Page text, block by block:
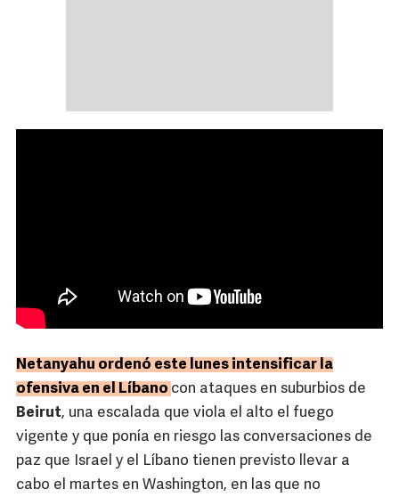
Netanyahu ordenó este lunes intensificar la
ofensiva en el Líbano con ataques en suburbios de
Beirut, una escalada que viola el alto el fuego
vigente y que ponía en riesgo las conversaciones de
paz que Israel y el Líbano tienen previsto llevar a
cabo el martes en Washington, en las que no